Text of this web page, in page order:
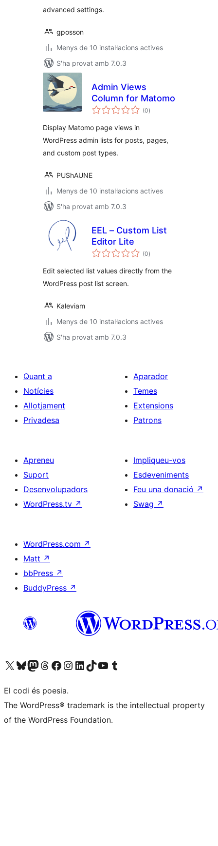
advanced settings.
gposson
Menys de 10 instal·lacions actives
S'ha provat amb 7.0.3
Admin Views
Column for Matomo
(0puntuacions
totals
)
Display Matomo page views in
WordPress admin lists for posts, pages,
and custom post types.
PUShAUNE
Menys de 10 instal·lacions actives
S'ha provat amb 7.0.3
EEL – Custom List
Editor Lite
(0puntuacions
totals
)
Edit selected list values directly from the
WordPress post list screen.
Kaleviam
Menys de 10 instal·lacions actives
S'ha provat amb 7.0.3
Quant a
Notícies
Allotjament
Privadesa
Aparador
Temes
Extensions
Patrons
Apreneu
Suport
Desenvolupadors
WordPress.tv ↗
Impliqueu-vos
Esdeveniments
Feu una donació ↗
Swag ↗
WordPress.com ↗
Matt ↗
bbPress ↗
BuddyPress ↗
Visiteu el nostre compte X (abans Twitter)
Visiteu el nostre compte de Bluesky
Visiteu el nostre compte al Mastodon
Visiteu el nostre compte de Threads
Visiteu la nostra pàgina al Facebook
Visiteu el nostre compte d'Instagram
Visiteu el nostre compte de LinkedIn
Visiteu el nostre compte de TikTok
Visiteu el nostre canal al YouTube
Visiteu el nostre compte de Tumblr
El codi és poesia.
The WordPress® trademark is the intellectual property
of the WordPress Foundation.